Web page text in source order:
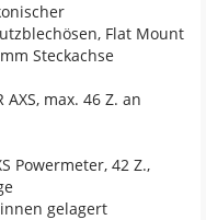
Flat Mount
Steckachse
max. 46 Z. an
Powermeter, 42 Z.,
innen gelagert